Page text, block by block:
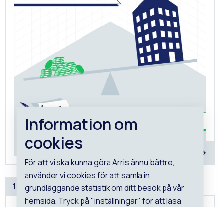
15 JUNI, 2026
Information om
cookies
För att vi ska kunna göra Arris ännu bättre,
använder vi cookies för att samla in
grundläggande statistik om ditt besök på vår
hemsida. Tryck på "inställningar" för att läsa